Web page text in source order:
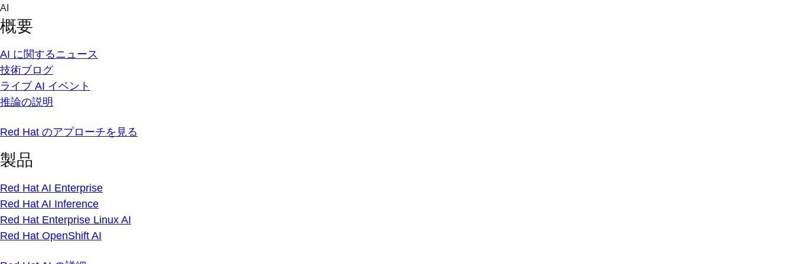
Skip
content
AI
概要
AI に関するニュース
技術ブログ
ライブ AI イベント
推論の説明
Red Hat のアプローチを見る
製品
Red Hat AI Enterprise
Red Hat AI Inference
Red Hat Enterprise Linux AI
Red Hat OpenShift AI